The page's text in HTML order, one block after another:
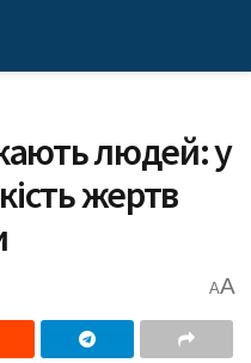
людей: у
жертв
AA